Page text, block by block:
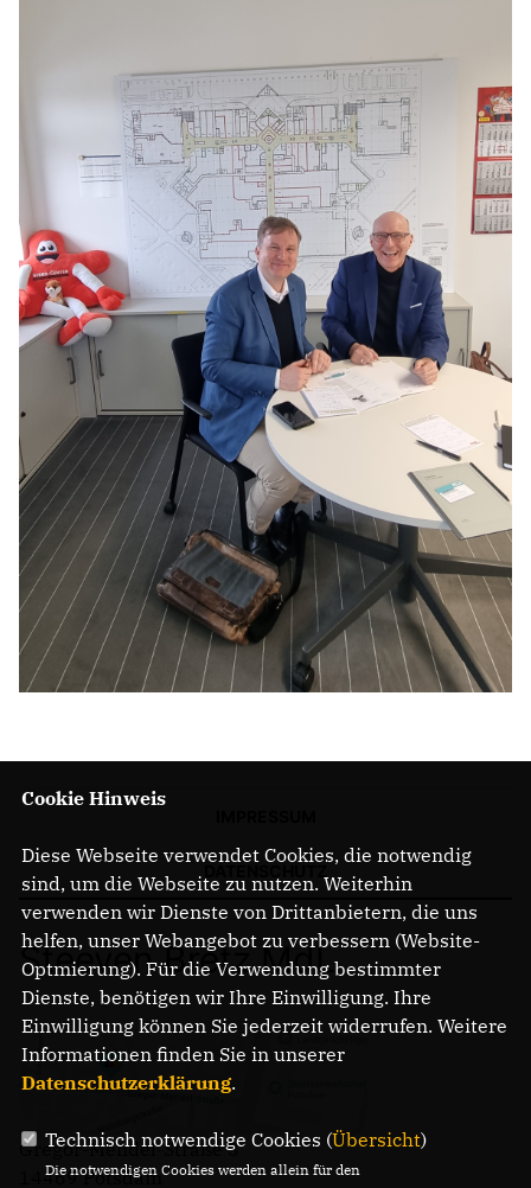
Steeven Bretz MdL
Gregor-Mendel-Straße 3
14469 Potsdam
Cookie Hinweis
Diese Webseite verwendet Cookies, die notwendig
sind, um die Webseite zu nutzen. Weiterhin
verwenden wir Dienste von Drittanbietern, die uns
helfen, unser Webangebot zu verbessern (Website-
Optmierung). Für die Verwendung bestimmter
Dienste, benötigen wir Ihre Einwilligung. Ihre
Einwilligung können Sie jederzeit widerrufen. Weitere
Informationen finden Sie in unserer
Datenschutzerklärung.
Technisch notwendige Cookies (Übersicht)
Die notwendigen Cookies werden allein für den